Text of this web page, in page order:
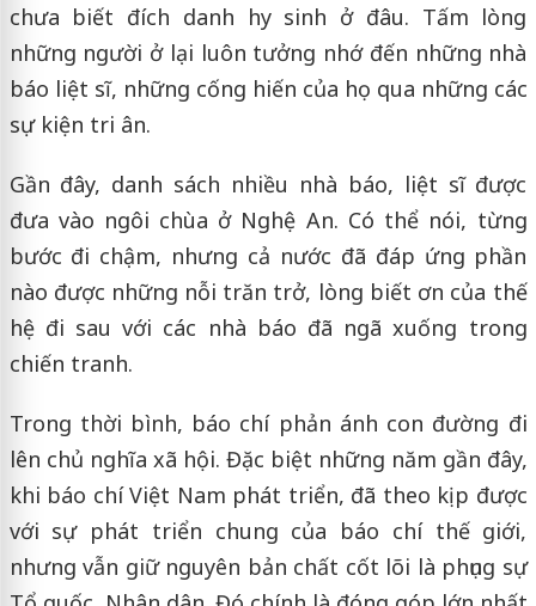
chưa biết đích danh hy sinh ở đâu. Tấm lòng
những người ở lại luôn tưởng nhớ đến những nhà
báo liệt sĩ, những cống hiến của họ qua những các
sự kiện tri ân.
Gần đây, danh sách nhiều nhà báo, liệt sĩ được
đưa vào ngôi chùa ở Nghệ An. Có thể nói, từng
bước đi chậm, nhưng cả nước đã đáp ứng phần
nào được những nỗi trăn trở, lòng biết ơn của thế
hệ đi sau với các nhà báo đã ngã xuống trong
chiến tranh.
Trong thời bình, báo chí phản ánh con đường đi
lên chủ nghĩa xã hội. Đặc biệt những năm gần đây,
khi báo chí Việt Nam phát triển, đã theo kịp được
với sự phát triển chung của báo chí thế giới,
nhưng vẫn giữ nguyên bản chất cốt lõi là phụng sự